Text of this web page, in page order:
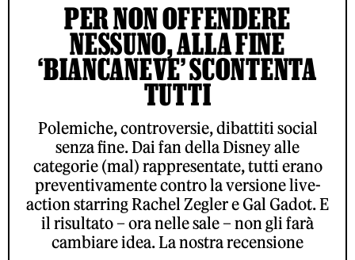
PER NON OFFENDERE
NESSUNO, ALLA FINE
‘BIANCANEVE’ SCONTENTA
TUTTI
Polemiche, controversie, dibattiti social
senza fine. Dai fan della Disney alle
categorie (mal) rappresentate, tutti erano
preventivamente contro la versione live-
action starring Rachel Zegler e Gal Gadot. E
il risultato – ora nelle sale – non gli farà
cambiare idea. La nostra recensione